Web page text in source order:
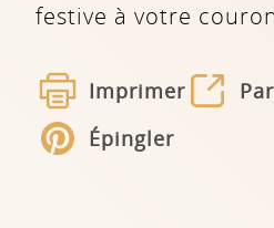
festive à votre
Imprimer
Épingler